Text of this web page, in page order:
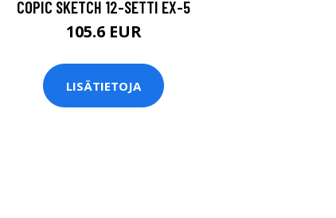
COPIC SKETCH 12-SETTI EX-5
105.6 EUR
LISÄTIETOJA